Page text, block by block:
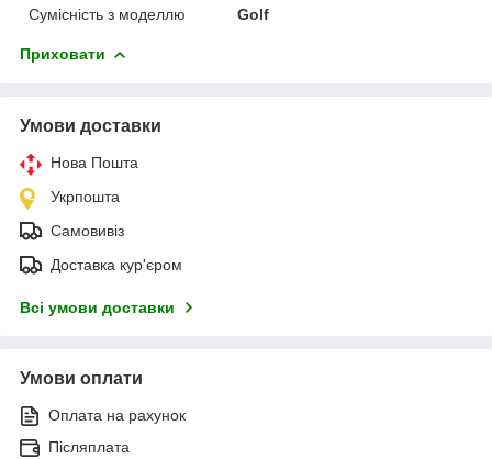
Сумісність з моделлю
Golf
Приховати
Умови доставки
Нова Пошта
Укрпошта
Самовивіз
Доставка кур'єром
Всі умови доставки
Умови оплати
Оплата на рахунок
Післяплата